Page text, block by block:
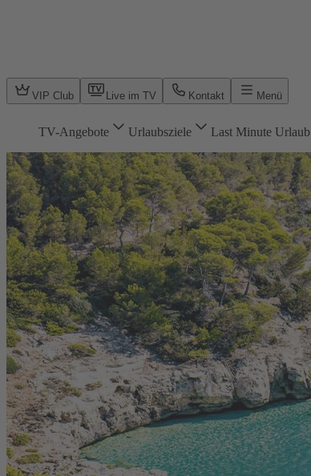
VIP Club Live im TV Kontakt Menü
TV-Angebote Urlaubsziele Last Minute Urlaub